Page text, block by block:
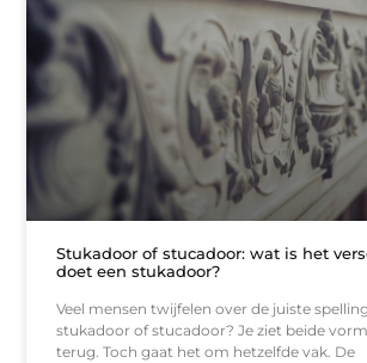
Stukadoor of stucadoor: wat is het
doet een stukadoor?
Veel mensen twijfelen over de juiste
stukadoor of stucadoor? Je ziet beide
terug. Toch gaat het om hetzelfde vak. De